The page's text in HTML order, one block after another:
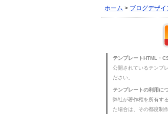
ホーム > ブログデザ
テンプレートHTML・
公開されているテンプ
ださい。
テンプレートの利用に
弊社が著作権を所有す
た場合は、その都度制